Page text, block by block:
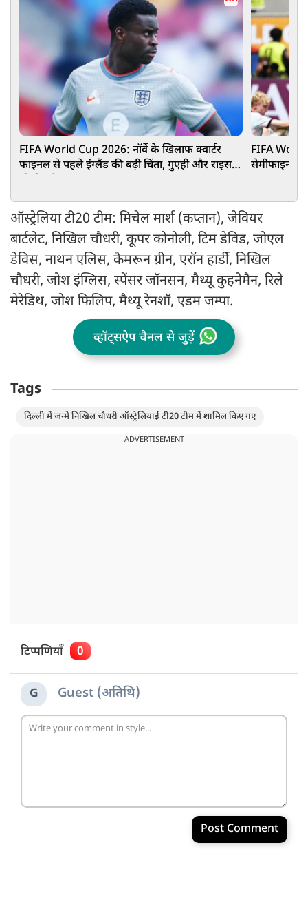
FIFA World Cup 2026: नॉर्वे के खिलाफ क्वार्टर
फाइनल से पहले इंग्लैंड की बढ़ी चिंता, गुएही और राइस
FIFA
सेमीफाइनल
ऑस्ट्रेलिया टी20 टीम: मिचेल मार्श (कप्तान), जेवियर
बार्टलेट, निखिल चौधरी, कूपर कोनोली, टिम डेविड, जोएल
डेविस, नाथन एलिस, कैमरून ग्रीन, एरॉन हार्डी, निखिल
चौधरी, जोश इंग्लिस, स्पेंसर जॉनसन, मैथ्यू कुहनेमैन, रिले
मेरेडिथ, जोश फिलिप, मैथ्यू रेनशॉ, एडम जम्पा.
व्हॉट्सऐप चैनल से जुड़ें
Tags
दिल्ली में जन्मे निखिल चौधरी ऑस्ट्रेलियाई टी20 टीम में शामिल किए गए
ADVERTISEMENT
टिप्पणियाँ 0
G Guest (अतिथि)
Post Comment